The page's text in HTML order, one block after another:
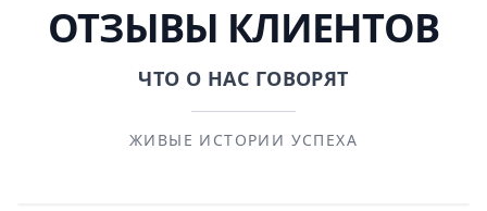
ОТЗЫВЫ КЛИЕНТОВ
ЧТО О НАС ГОВОРЯТ
ЖИВЫЕ ИСТОРИИ УСПЕХА